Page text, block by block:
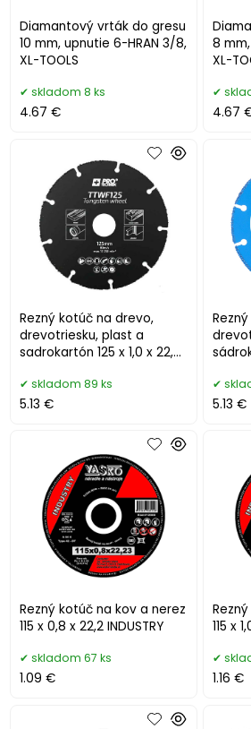
Diamantový vrták do gresu
10 mm, upnutie 6-HRAN 3/8,
XL-TOOLS
skladom 8 ks
4.67 €
8
XL-
4.67
Rezný kotúč na drevo,
drevotriesku, plast a
sadrokartón 125 x 1,0 x 22,2
skladom 89 ks
5.13 € 5.13 €
Rezný kotúč na kov a nerez
115 x 0,8 x 22,2 INDUSTRY
skladom 67 ks
1.09 €
115 x
1.16 €